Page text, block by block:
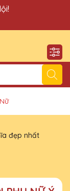
xin chào Quý